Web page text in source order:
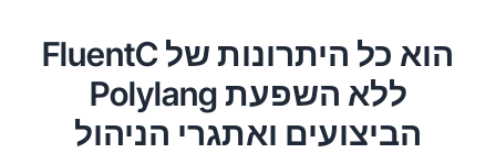
FluentC הוא כל היתרונות של
Polylang ללא השפעת
הביצועים ואתגרי הניהול